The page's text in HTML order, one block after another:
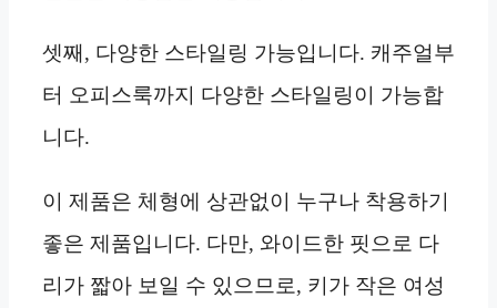
셋째, 다양한 스타일링 가능입니다. 캐주얼부
터 오피스룩까지 다양한 스타일링이 가능합
니다.
이 제품은 체형에 상관없이 누구나 착용하기
좋은 제품입니다. 다만, 와이드한 핏으로 다
리가 짧아 보일 수 있으므로, 키가 작은 여성